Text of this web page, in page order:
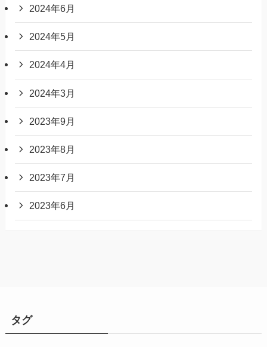
2024年6月
2024年5月
2024年4月
2024年3月
2023年9月
2023年8月
2023年7月
2023年6月
タグ